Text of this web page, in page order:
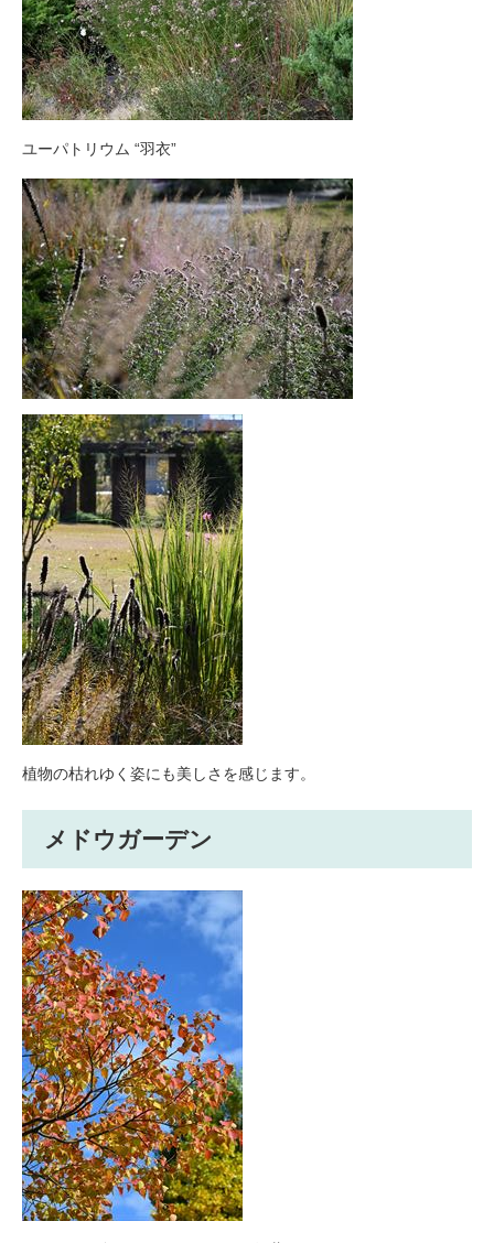
ユーパトリウム “羽衣”
植物の枯れゆく姿にも美しさを感じます。
メドウガーデン